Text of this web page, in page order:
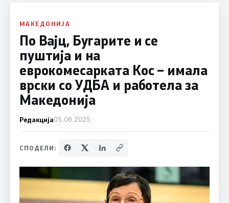
МАКЕДОНИЈА
По Вајц, Бугарите и се
пуштија и на
еврокомесарката Кос – имала
врски со УДБА и работела за
Македонија
Редакција05.06.2025
СПОДЕЛИ: